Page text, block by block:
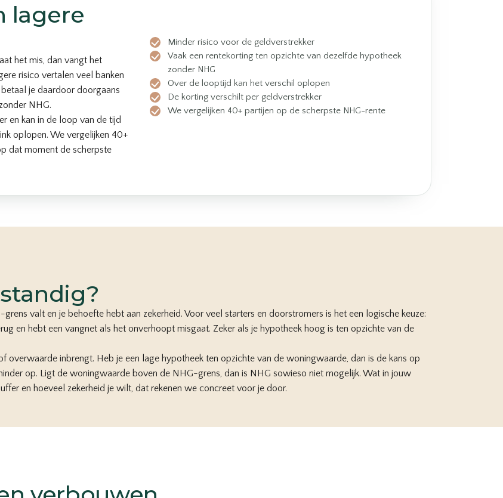
lagere
het mis, dan vangt het
risico vertalen veel banken
je daardoor doorgaans
NHG.
en kan in de loop van de tijd
oplopen. We vergelijken 40+
dat moment de scherpste
Minder risico voor de geldverstrekker
Vaak een rentekorting ten opzichte van dezelfde hypotheek
zonder NHG
Over de looptijd kan het verschil oplopen
De korting verschilt per geldverstrekker
We vergelijken 40+ partijen op de scherpste NHG-rente
valt en je behoefte hebt aan zekerheid. Voor veel starters en doorstromers is het een logische keuze:
en hebt een vangnet als het onverhoopt misgaat. Zeker als je hypotheek hoog is ten opzichte van de
overwaarde inbrengt. Heb je een lage hypotheek ten opzichte van de woningwaarde, dan is de kans op
op. Ligt de woningwaarde boven de NHG-grens, dan is NHG sowieso niet mogelijk. Wat in jouw
en hoeveel zekerheid je wilt, dat rekenen we concreet voor je door.